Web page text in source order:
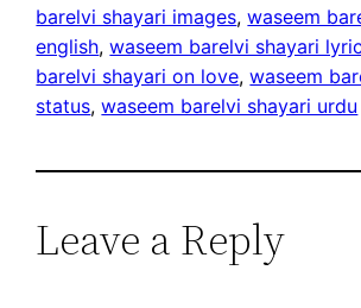
barelvi shayari images, waseem
english, waseem barelvi shayari
barelvi shayari on love, waseem
status, waseem barelvi shayari urdu
Leave a Reply